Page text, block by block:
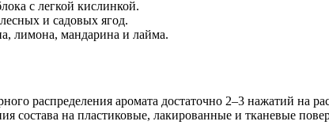
с легкой кислинкой.
и садовых ягод.
лимона, мандарина и лайма.
распределения аромата достаточно 2–3 нажатий на
состава на пластиковые, лакированные и тканевые